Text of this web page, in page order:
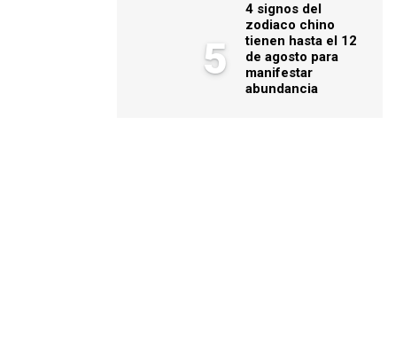
5
4 signos del
zodiaco chino
tienen hasta el 12
de agosto para
manifestar
abundancia